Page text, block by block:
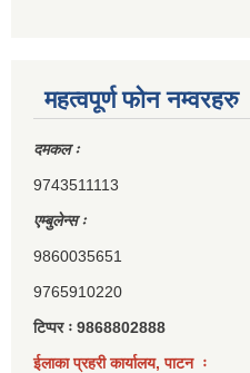
महत्वपूर्ण फोन नम्वरहरु
दमकल ः
9743511113
एम्बुलेन्स ः
9860035651
9765910220
टिप्पर ः 9868802888
ईलाका प्रहरी कार्यालय, पाटन ः